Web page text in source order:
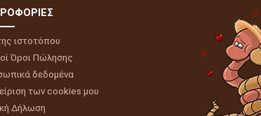
ιστοτόπου
Όροι Πώλησης
δεδομένα
των cookies μου
Δήλωση